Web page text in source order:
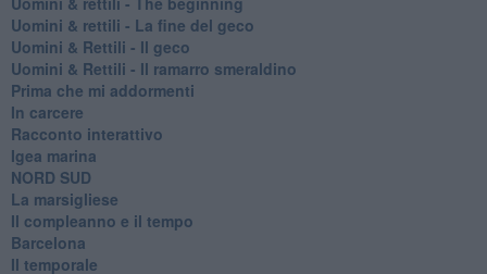
​Uomini & rettili - La fine del geco
Uomini & Rettili - Il geco
Uomini & Rettili - Il ramarro smeraldino
Prima che mi addormenti
In carcere
Racconto interattivo
Igea marina
​NORD SUD
La marsigliese
Il compleanno e il tempo
Barcelona
Il temporale